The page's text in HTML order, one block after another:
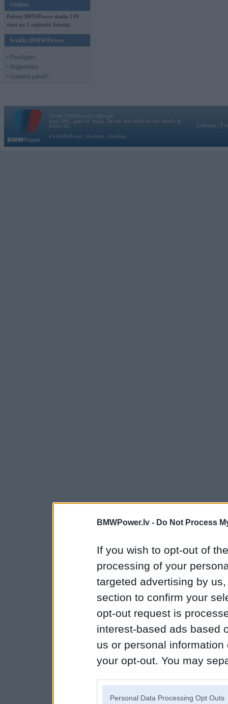
BMWPower.lv - Do Not Process
If you wish to opt-out of
processing of your
targeted advertising by
section to confirm your
opt-out request is
interest-based ads based
us or personal
your opt-out. You may
Personal Data Processing Opt Outs
Online
Pašreiz BMWPower skatās 149
viesi un 1 reģistrēti lietotāji.
Ienākt BMWPower
• Pieslēgties
• Reģistrēties
• Aizmirsi paroli?
Vortāls BMWPower.lv darbojas
kopš 2002. gada 14. maija. Tas nav auto klubs un nav saistīts ar
BMW AG.
Par BMWPower
Kontakti Reklāma
Galvena